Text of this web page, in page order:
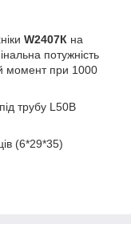
W2407К на
потужність
момент при 1000
трубу L50B
(6*29*35)